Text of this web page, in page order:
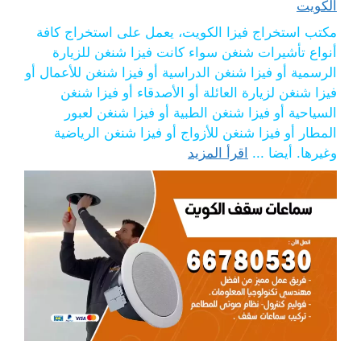
الكويت
مكتب استخراج فيزا الكويت، يعمل على استخراج كافة
أنواع تأشيرات شنغن سواء كانت فيزا شنغن للزيارة
الرسمية أو فيزا شنغن الدراسية أو فيزا شنغن للأعمال أو
فيزا شنغن لزيارة العائلة أو الأصدقاء أو فيزا شنغن
السياحية أو فيزا شنغن الطبية أو فيزا شنغن لعبور
المطار أو فيزا شنغن للأزواج أو فيزا شنغن الرياضية
وغيرها. أيضا ... اقرأ المزيد